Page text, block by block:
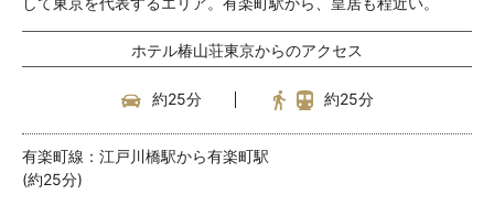
ホテル椿山荘東京からのアクセス
約25分 約25分
有楽町線：江戸川橋駅から有楽町駅
(約25分)